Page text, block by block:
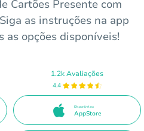
Cartões Presente com
as instruções na app
as opções disponíveis!
1.2k Avaliações
4.4
Disponível na
AppStore